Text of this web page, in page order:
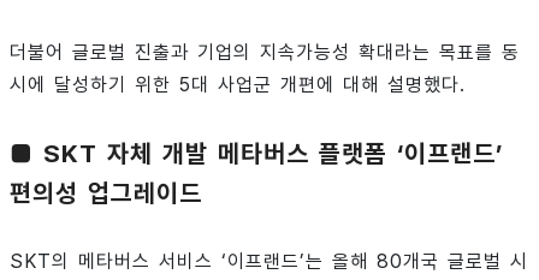
더불어 글로벌 진출과 기업의 지속가능성 확대라는 목표를 동
시에 달성하기 위한 5대 사업군 개편에 대해 설명했다.
■ SKT 자체 개발 메타버스 플랫폼 ‘이프랜드’
편의성 업그레이드
SKT의 메타버스 서비스 ‘이프랜드’는 올해 80개국 글로벌 시